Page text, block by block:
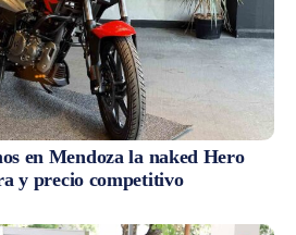
en Mendoza la naked Hero
y precio competitivo